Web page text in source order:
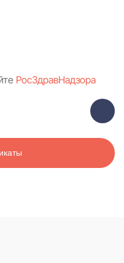
РосЗдравНадзора